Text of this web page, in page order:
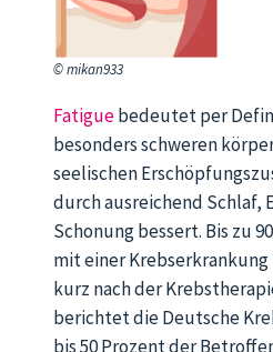
© mikan933
Fatiguebedeutet per
besonders schweren
seelischen
durch ausreichend Schlaf,
Schonung bessert. Bis zu
mit einer
kurz nach der
berichtet die Deutsche
bis 50 Prozent der